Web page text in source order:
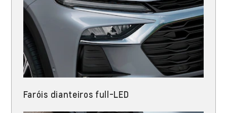
Faróis dianteiros full-LED​